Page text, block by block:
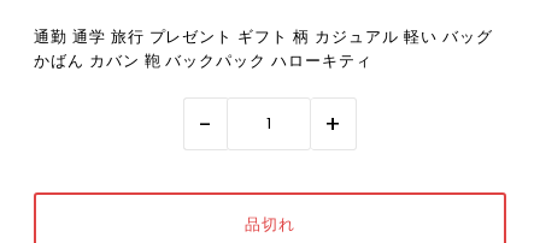
通勤 通学 旅行 プレゼント ギフト 柄 カジュアル 軽い バッグ
かばん カバン 鞄 バックパック ハローキティ
- +